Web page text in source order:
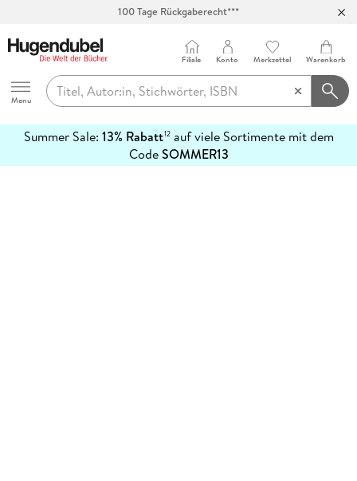
100 Tage Rückgaberecht***
Hugendubel
Menu
Filiale Konto Merkzettel Warenkorb
Summer Sale: 13% Rabatt12auf viele Sortimente mit dem
CodeSOMMER13
erfahren